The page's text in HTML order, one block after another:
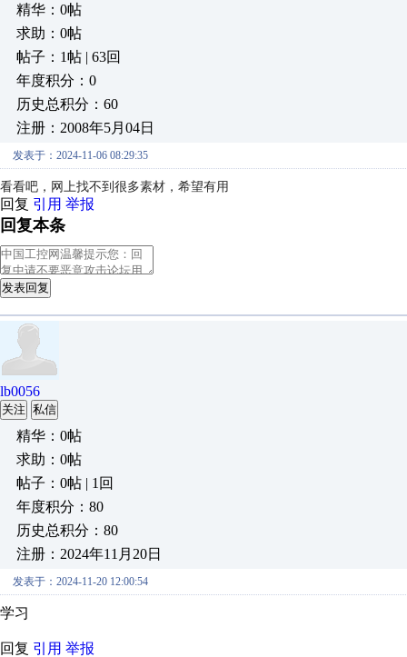
精华：0帖
求助：0帖
帖子：1帖 | 63回
年度积分：0
历史总积分：60
注册：2008年5月04日
发表于：2024-11-06 08:29:35
看看吧，网上找不到很多素材，希望有用
回复 引用 举报
回复本条
发表回复
lb0056
关注 私信
精华：0帖
求助：0帖
帖子：0帖 | 1回
年度积分：80
历史总积分：80
注册：2024年11月20日
发表于：2024-11-20 12:00:54
学习
回复 引用 举报